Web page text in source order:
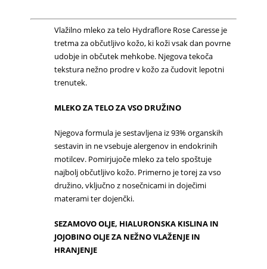
Vlažilno mleko za telo Hydraflore Rose Caresse je
tretma za občutljivo kožo, ki koži vsak dan povrne
udobje in občutek mehkobe. Njegova tekoča
tekstura nežno prodre v kožo za čudovit lepotni
trenutek.
MLEKO ZA TELO ZA VSO DRUŽINO
Njegova formula je sestavljena iz 93% organskih
sestavin in ne vsebuje alergenov in endokrinih
motilcev. Pomirjujoče mleko za telo spoštuje
najbolj občutljivo kožo. Primerno je torej za vso
družino, vključno z nosečnicami in doječimi
materami ter dojenčki.
SEZAMOVO OLJE, HIALURONSKA KISLINA IN
JOJOBINO OLJE ZA NEŽNO VLAŽENJE IN
HRANJENJE